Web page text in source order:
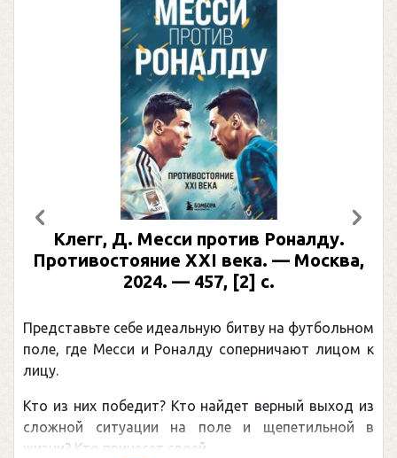
Клегг, Д. Месси против Роналду.
Противостояние XXI века. — Москва,
2024. — 457, [2] с.
Представьте себе идеальную битву на футбольном
поле, где Месси и Роналду соперничают лицом к
лицу.
Кто из них победит? Кто найдет верный выход из
сложной ситуации на поле и щепетильной в
жизни? Кто принесет своей ...
Предыдущий